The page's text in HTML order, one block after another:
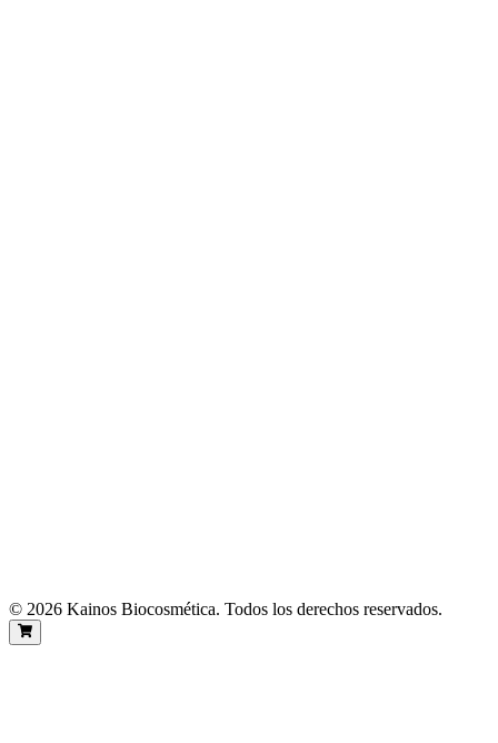
© 2026 Kainos Biocosmética. Todos los derechos reservados.